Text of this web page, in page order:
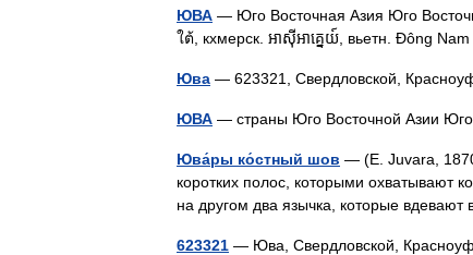
ЮВА — Юго Восточная Азия Юго
ใต้, кхмерск. អាស៊ីអាគ្នេយ៍, вьетн. Đông
Юва — 623321, Свердловской,
ЮВА — страны Юго Восточной Азии
Юва́ры ко́стный шов — (Е. Juvara,
коротких полос, которыми охватывают
на другом два язычка, которые
623321 — Юва, Свердловской,